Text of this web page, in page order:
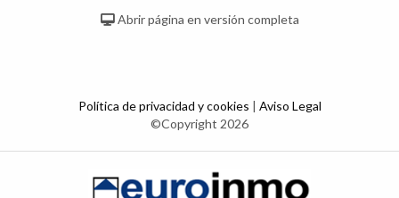
Abrir página en versión completa
Política de privacidad y cookies | Aviso Legal
©Copyright 2026